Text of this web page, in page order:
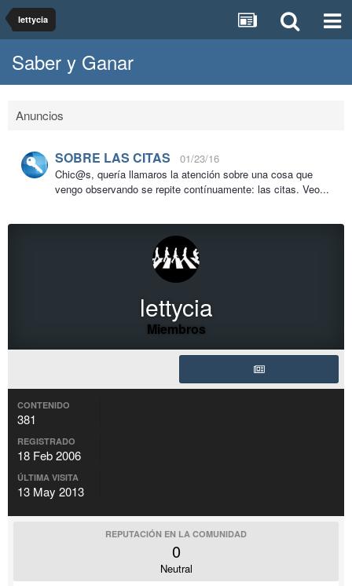
lettycia
Saber y Ganar
Anuncios
SOBRE LAS CITAS
01/23/16
Chic@s, quería llamaros la atención sobre una cosa que
vengo observando se repite contínuamente: las citas. Veo...
lettycia
Miembros
CONTENIDO
381
REGISTRADO
18 Feb 2006
ÚLTIMA VISITA
13 May 2013
REPUTACIÓN EN LA COMUNIDAD
0
Neutral